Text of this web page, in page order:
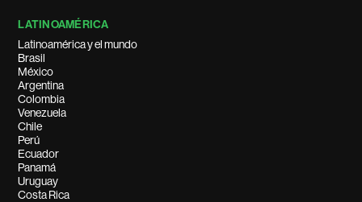
LATINOAMÉRICA
Latinoamérica y el mundo
Brasil
México
Argentina
Colombia
Venezuela
Chile
Perú
Ecuador
Panamá
Uruguay
Costa Rica